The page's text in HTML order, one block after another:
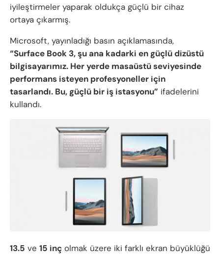
iyileştirmeler yaparak oldukça güçlü bir cihaz
ortaya çıkarmış.
Microsoft, yayınladığı basın açıklamasında,
“Surface Book 3, şu ana kadarki en güçlü dizüstü
bilgisayarımız. Her yerde masaüstü seviyesinde
performans isteyen profesyoneller için
tasarlandı. Bu, güçlü bir iş istasyonu” ifadelerini
kullandı.
13.5 ve 15 inç olmak üzere iki farklı ekran büyüklüğü